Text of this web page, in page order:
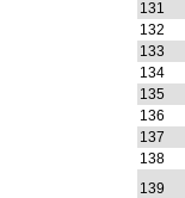
131
132
133
134
135
136
137
138
139